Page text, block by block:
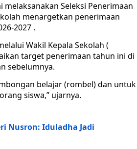
Seleksi Penerimaan
menargetkan penerimaan
2027 .
Wakil Kepala Sekolah (
target penerimaan tahun ini di
sebelumnya.
belajar (rombel) dan untuk
siswa,” ujarnya.
Nusron: Iduladha Jadi